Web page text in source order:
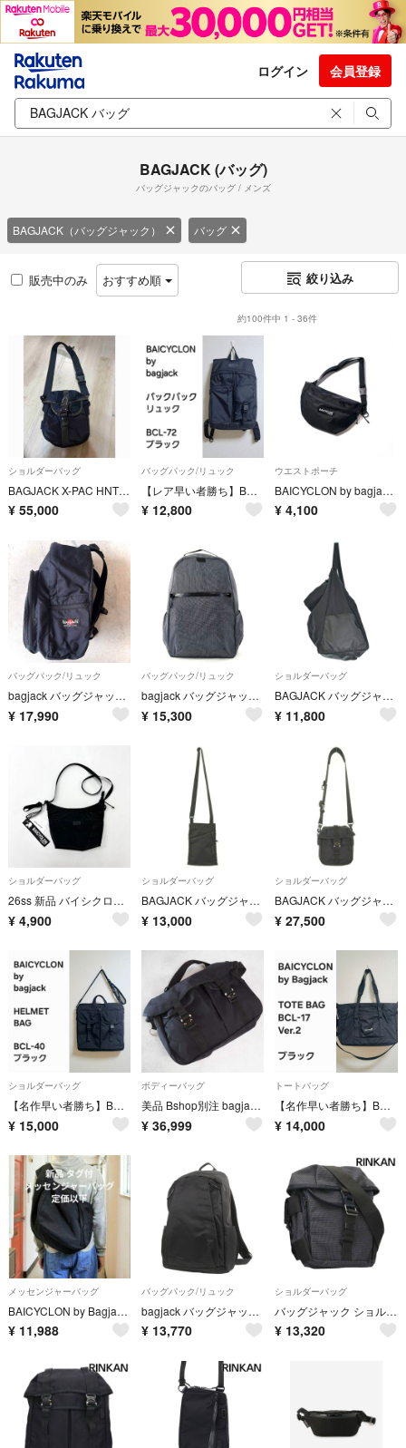
ログイン 会員登録
BAGJACK (バッグ)
バッグジャックのバッグ / メンズ
BAGJACK（バッグジャック） バッグ
販売中のみ おすすめ順 絞り込み
約100件中 1 - 36件
ショルダーバッグ
BAGJACK X-PAC HNTR PACK eliminator別注
¥ 55,000
バッグパック/リュック
【レア早い者勝ち】BAICYCLON by bagjack バックパック
¥ 12,800
ウエストポーチ
BAICYCLON by bagjack WAIST BAG ウエストポーチ
¥ 4,100
バッグパック/リュック
bagjack バッグジャック ドイツ製 デイパック リュック 黒マルチポケット
¥ 17,990
バッグパック/リュック
bagjack バッグジャック デイパック SLW DAYPACK バックパック バーズアイ リュック ドイツ製 ブラック 黒 47000335
¥ 15,300
ショルダーバッグ
BAGJACK バッグジャック ショルダーバッグ 黒 【古着】【中古】【送料無料】
¥ 11,800
ショルダーバッグ
26ss 新品 バイシクロン バイ バッグジャック ミニ ショルダー バッグ
¥ 4,900
ショルダーバッグ
BAGJACK バッグジャック ショルダーバッグ 黒 【古着】【中古】【送料無料】
¥ 13,000
ショルダーバッグ
BAGJACK バッグジャック ショルダーバッグ 黒 【古着】【中古】【送料無料】
¥ 27,500
ショルダーバッグ
【名作早い者勝ち】BAICYCLON by bagjack ヘルメットバッグ
¥ 15,000
ボディーバッグ
美品 Bshop別注 bagjack Hunting Bag コブラバックル
¥ 36,999
トートバッグ
【名作早い者勝ち】BAICYCLON by bagjack バッグ
¥ 14,000
メッセンジャーバッグ
BAICYCLON by Bagjack SHOULDER BAG 新品 黒
¥ 11,988
バッグパック/リュック
bagjack バッグジャック バッグ ブラック 黒 24AW ナイロンツイル バックパック (BACKPACK) / BAICYCLON ブランド カバン【メンズ】【中古】
¥ 13,770
ショルダーバッグ
バッグジャック ショルダーバッグ メンズ
¥ 13,320